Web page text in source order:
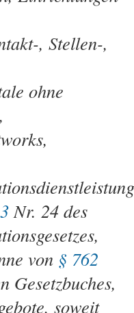
, Stellen-,
ohne
Nr. 24 des
von § 762
Gesetzbuches,
soweit